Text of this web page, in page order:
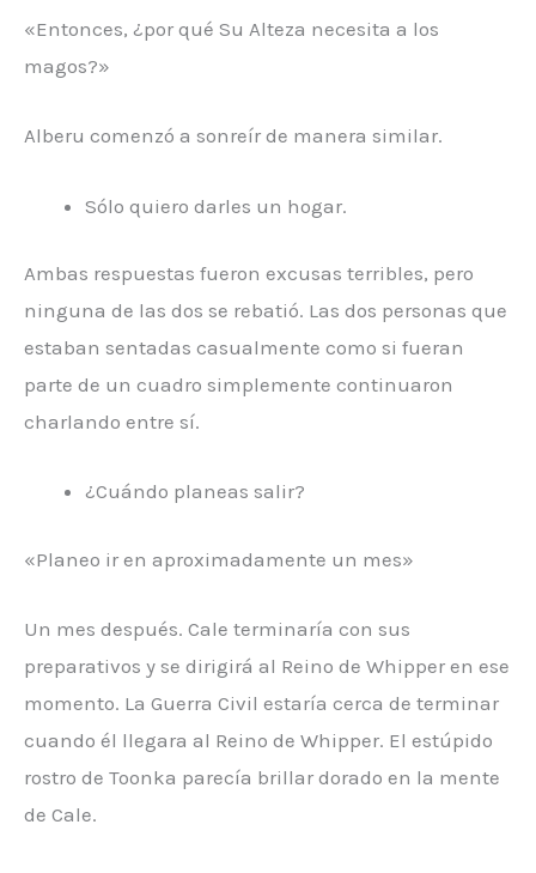
«Entonces, ¿por qué Su Alteza necesita a los
magos?»
Alberu comenzó a sonreír de manera similar.
Sólo quiero darles un hogar.
Ambas respuestas fueron excusas terribles, pero
ninguna de las dos se rebatió. Las dos personas que
estaban sentadas casualmente como si fueran
parte de un cuadro simplemente continuaron
charlando entre sí.
¿Cuándo planeas salir?
«Planeo ir en aproximadamente un mes»
Un mes después. Cale terminaría con sus
preparativos y se dirigirá al Reino de Whipper en ese
momento. La Guerra Civil estaría cerca de terminar
cuando él llegara al Reino de Whipper. El estúpido
rostro de Toonka parecía brillar dorado en la mente
de Cale.